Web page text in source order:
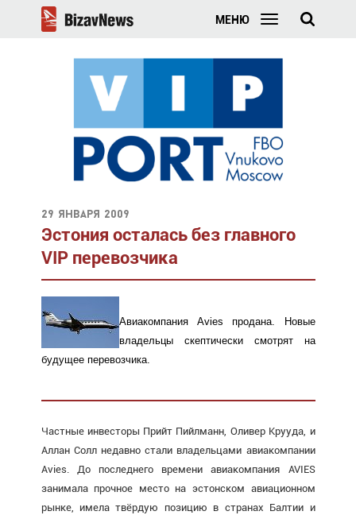
МЕНЮ
29 января 2009
Эстония осталась без главного
VIP перевозчика
Авиакомпания Avies продана. Новые
владельцы скептически смотрят на
будущее перевозчика.
Частные инвесторы Прийт Пийлманн, Оливер Крууда, и
Аллан Солл недавно стали владельцами авиакомпании
Avies. До последнего времени авиакомпания AVIES
занимала прочное место на эстонском авиационном
рынке, имела твёрдую позицию в странах Балтии и